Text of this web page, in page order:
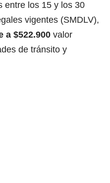
entre los 15 y los 30
vigentes (SMDLV),
a $522.900 valor
de tránsito y